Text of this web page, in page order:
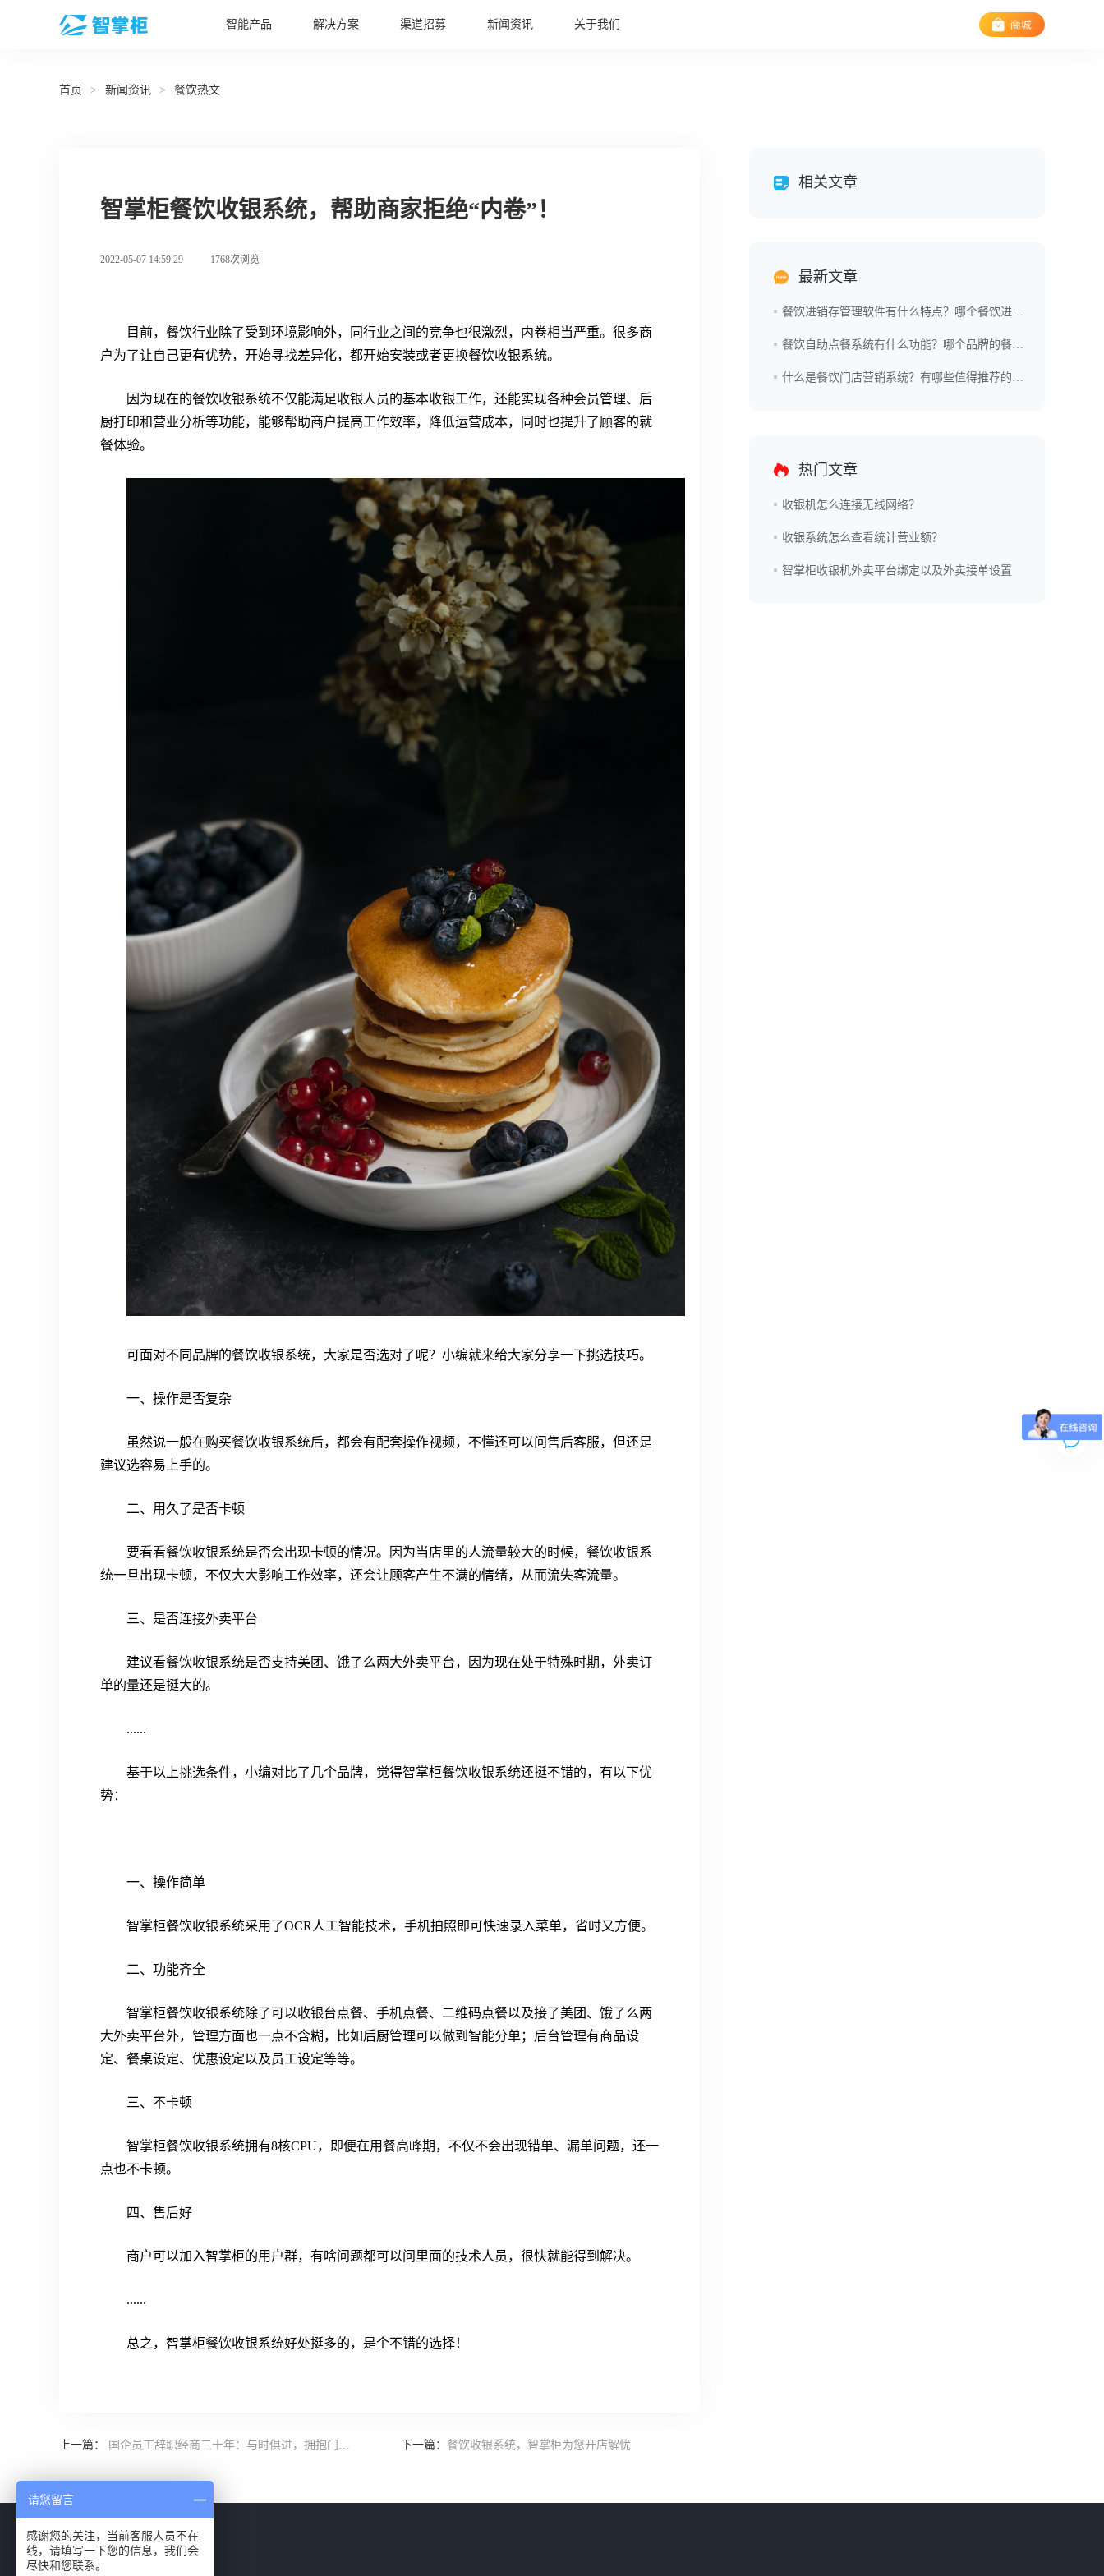
智能产品 解决方案 渠道招募 新闻资讯 关于我们
首页 > 新闻资讯 > 餐饮热文
智掌柜餐饮收银系统，帮助商家拒绝“内卷”！
2022-05-07 14:59:29 1768次浏览
目前，餐饮行业除了受到环境影响外，同行业之间的竞争也很激烈，内卷相当严重。很多商
户为了让自己更有优势，开始寻找差异化，都开始安装或者更换餐饮收银系统。
因为现在的餐饮收银系统不仅能满足收银人员的基本收银工作，还能实现各种会员管理、后
厨打印和营业分析等功能，能够帮助商户提高工作效率，降低运营成本，同时也提升了顾客的就
餐体验。
可面对不同品牌的餐饮收银系统，大家是否选对了呢？小编就来给大家分享一下挑选技巧。
一、操作是否复杂
虽然说一般在购买餐饮收银系统后，都会有配套操作视频，不懂还可以问售后客服，但还是
建议选容易上手的。
二、用久了是否卡顿
要看看餐饮收银系统是否会出现卡顿的情况。因为当店里的人流量较大的时候，餐饮收银系
统一旦出现卡顿，不仅大大影响工作效率，还会让顾客产生不满的情绪，从而流失客流量。
三、是否连接外卖平台
建议看餐饮收银系统是否支持美团、饿了么两大外卖平台，因为现在处于特殊时期，外卖订
单的量还是挺大的。
......
基于以上挑选条件，小编对比了几个品牌，觉得智掌柜餐饮收银系统还挺不错的，有以下优
势：
一、操作简单
智掌柜餐饮收银系统采用了OCR人工智能技术，手机拍照即可快速录入菜单，省时又方便。
二、功能齐全
智掌柜餐饮收银系统除了可以收银台点餐、手机点餐、二维码点餐以及接了美团、饿了么两
大外卖平台外，管理方面也一点不含糊，比如后厨管理可以做到智能分单；后台管理有商品设
定、餐桌设定、优惠设定以及员工设定等等。
三、不卡顿
智掌柜餐饮收银系统拥有8核CPU，即便在用餐高峰期，不仅不会出现错单、漏单问题，还一
点也不卡顿。
四、售后好
商户可以加入智掌柜的用户群，有啥问题都可以问里面的技术人员，很快就能得到解决。
......
总之，智掌柜餐饮收银系统好处挺多的，是个不错的选择！
相关文章
最新文章
餐饮进销存管理软件有什么特点？哪个餐饮进销存管理软件好用？
餐饮自助点餐系统有什么功能？哪个品牌的餐饮自助点餐系统更好？
什么是餐饮门店营销系统？有哪些值得推荐的品牌？
热门文章
收银机怎么连接无线网络？
收银系统怎么查看统计营业额？
智掌柜收银机外卖平台绑定以及外卖接单设置
上一篇： 国企员工辞职经商三十年：与时俱进，拥抱门店经营数字化 下一篇： 餐饮收银系统，智掌柜为您开店解忧
请您留言
感谢您的关注，当前客服人员不在
线，请填写一下您的信息，我们会
尽快和您联系。